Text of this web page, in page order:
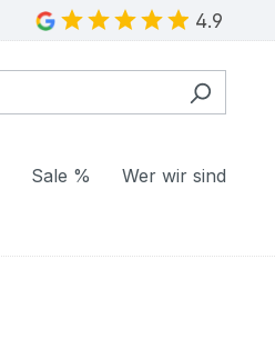
4.9
Sale % Wer wir sind